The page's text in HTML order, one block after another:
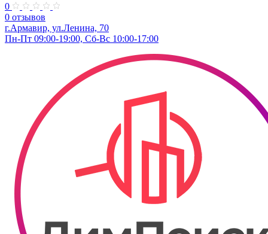
0
0 отзывов
г.Армавир, ул.Ленина, 70
Пн-Пт 09:00-19:00, Сб-Вс 10:00-17:00